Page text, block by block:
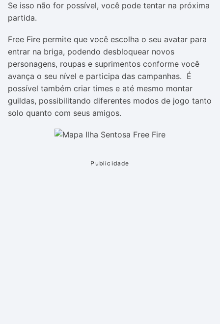
Se isso não for possível, você pode tentar na próxima
partida.
Free Fire permite que você escolha o seu avatar para
entrar na briga, podendo desbloquear novos
personagens, roupas e suprimentos conforme você
avança o seu nível e participa das campanhas. É
possível também criar times e até mesmo montar
guildas, possibilitando diferentes modos de jogo tanto
solo quanto com seus amigos.